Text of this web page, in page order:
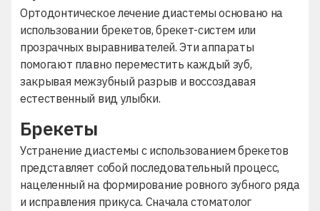
Ортодонтическое лечение диастемы основано на
использовании брекетов, брекет-систем или
прозрачных выравнивателей. Эти аппараты
помогают плавно переместить каждый зуб,
закрывая межзубный разрыв и воссоздавая
естественный вид улыбки.
Брекеты
Устранение диастемы с использованием брекетов
представляет собой последовательный процесс,
нацеленный на формирование ровного зубного ряда
и исправления прикуса. Сначала стоматолог